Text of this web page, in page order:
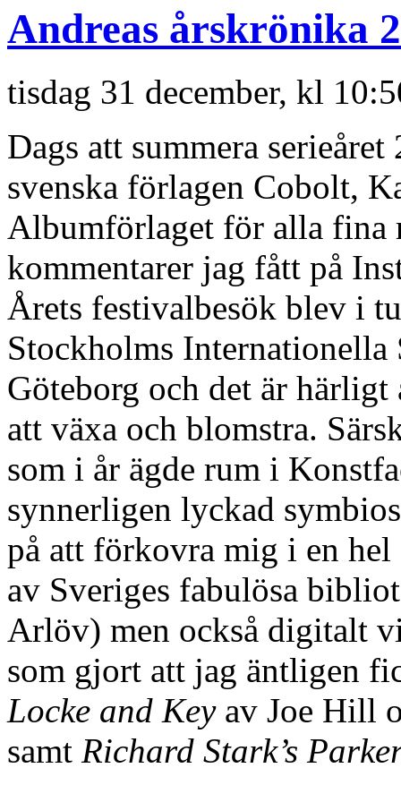
Andreas årskrönika
tisdag 31 december, kl
Dags att summera
svenska förlagen Cobolt,
Albumförlaget för alla fina
kommentarer jag fått på
Årets festivalbesök blev i
Stockholms Internationella
Göteborg och det är härligt
att växa och blomstra.
som i år ägde rum i
synnerligen lyckad
på att förkovra mig i en hel
av Sveriges fabulösa
Arlöv) men också digitalt
som gjort att jag äntligen
Locke and Keyav Joe Hill
samt Richard Stark’s